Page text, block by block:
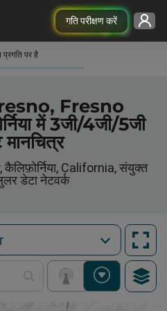
गति परीक्षण करें
प्रगति पर है
Fresno
में 3जी/4जी/5जी
मानचित्र
California, संयुक्त
डेटा नेटवर्क